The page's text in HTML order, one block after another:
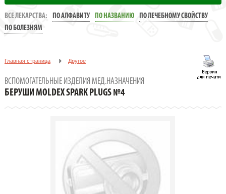
ВСЕ ЛЕКАРСТВА: ПО АЛФАВИТУ ПО НАЗВАНИЮ
ПО ЛЕЧЕБНОМУ СВОЙСТВУ
ПО БОЛЕЗНЯМ
Главная страница Другое
БЕРУШИ MOLDEX SPARK PLUGS №4
ВСПОМОГАТЕЛЬНЫЕ ИЗДЕЛИЯ МЕД.НАЗНАЧЕНИЯ
БЕРУШИ MOLDEX SPARK PLUGS №4